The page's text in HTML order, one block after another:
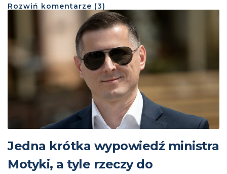
Rozwiń komentarze (3)
Jedna krótka wypowiedź ministra
Motyki, a tyle rzeczy do